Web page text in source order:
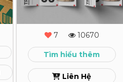
7 10670
Tìm hiểu thêm
Liên Hệ